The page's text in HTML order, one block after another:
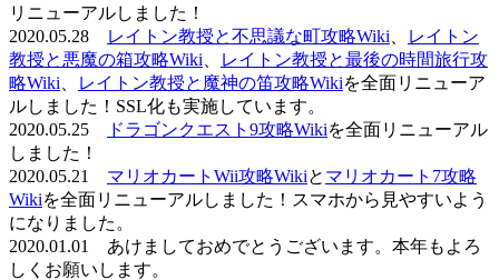
リニューアルしました！
2020.05.28
レイトン教授と不思議な町攻略Wiki
レイトン
教授と悪魔の箱攻略Wiki
レイトン教授と最後の時間旅行攻
略Wiki
レイトン教授と魔神の笛攻略Wikiを全面リニューア
ルしました！SSL化も実施しています。
2020.05.25
ドラゴンクエスト9攻略Wikiを全面リニューアル
しました！
2020.05.21 マリオカートWii攻略Wikiと マリオカート7攻略
Wikiを全面リニューアルしました！スマホから見やすいよう
になりました。
2020.01.01 あけましておめでとうございます。本年もよろ
しくお願いします。